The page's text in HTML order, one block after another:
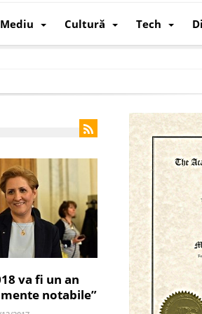
Mediu Cultură Tech
nu o spune
a demografiei, fiscalității și
va fi un an
notabile”